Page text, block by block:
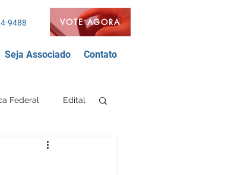
9488 VOTE AGORA
Seja Associado Contato
Federal Edital
Segurança Bancária